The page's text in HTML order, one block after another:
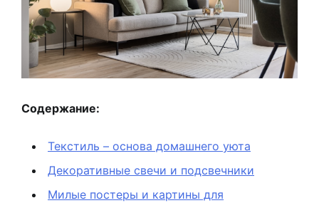
Содержание:
Текстиль – основа домашнего уюта
Декоративные свечи и подсвечники
Милые постеры и картины для